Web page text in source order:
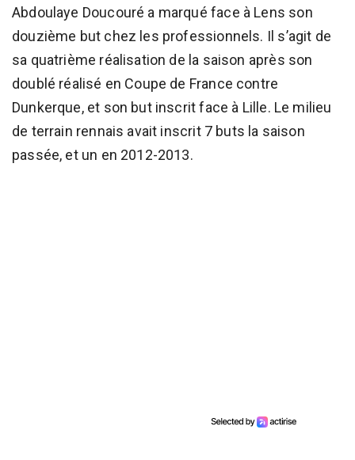
Abdoulaye Doucouré a marqué face à Lens son
douzième but chez les professionnels. Il s’agit de
sa quatrième réalisation de la saison après son
doublé réalisé en Coupe de France contre
Dunkerque, et son but inscrit face à Lille. Le milieu
de terrain rennais avait inscrit 7 buts la saison
passée, et un en 2012-2013.